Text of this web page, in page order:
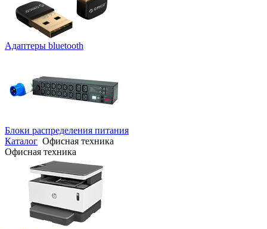
Адаптеры bluetooth
Блоки распределения питания
Каталог Офисная техника
Офисная техника